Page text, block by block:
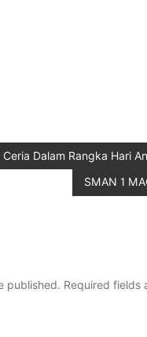
Dalam Rangka Hari
SMAN 1
published. Required fields